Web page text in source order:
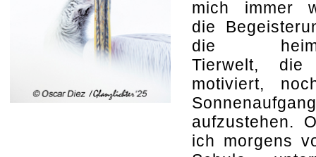
mich immer
die
die
Tierwelt, die
motiviert,
Sonnenaufgang
aufzustehen.
ich morgens